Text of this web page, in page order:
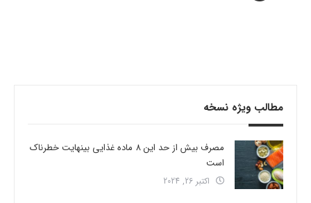
مطالب ویژه نسخه
مصرف بیش از حد این 8 ماده غذایی بینهایت خطرناک
است
اکتبر 26, 2024